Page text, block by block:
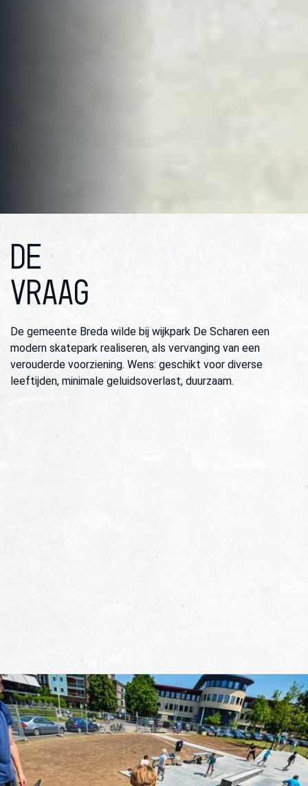
DE
VRAAG
De gemeente Breda wilde bij wijkpark De Scharen een
modern skatepark realiseren, als vervanging van een
verouderde voorziening. Wens: geschikt voor diverse
leeftijden, minimale geluidsoverlast, duurzaam.